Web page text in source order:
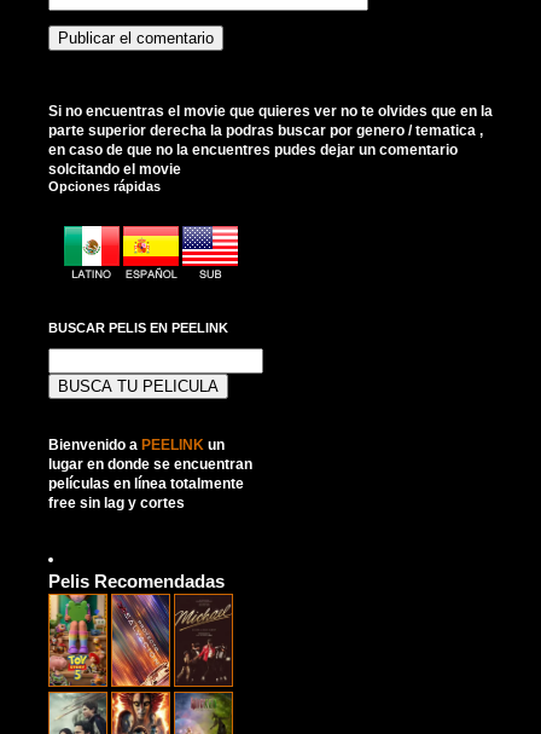
Si no encuentras el movie que quieres ver no te olvides que en la
parte superior derecha la podras buscar por genero / tematica ,
en caso de que no la encuentres pudes dejar un comentario
solcitando el movie
Opciones rápidas
BUSCAR PELIS EN PEELINK
Bienvenido a PEELINK un
lugar en donde se encuentran
películas en línea totalmente
free sin lag y cortes
Pelis Recomendadas